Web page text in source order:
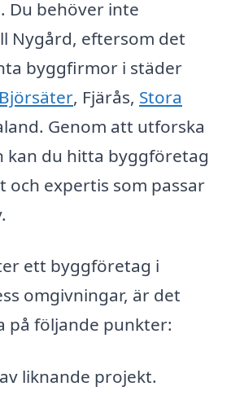
Du behöver inte
Nygård, eftersom det
byggfirmor i städer
Björsäter, Fjärås, Stora
Genom att utforska
kan du hitta byggföretag
och expertis som passar
ett byggföretag i
omgivningar, är det
på följande punkter:
liknande projekt.